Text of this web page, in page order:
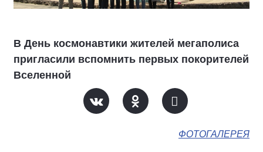
В День космонавтики жителей мегаполиса
пригласили вспомнить первых покорителей
Вселенной
ФОТОГАЛЕРЕЯ